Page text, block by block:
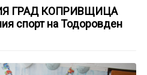
ГРАД КОПРИВЩИЦА
спорт на Тодоровден